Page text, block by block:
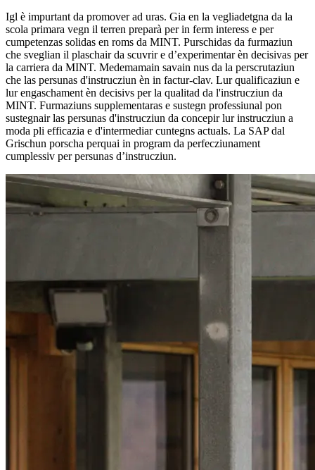
Igl è impurtant da promover ad uras. Gia en la vegliadetgna da la
scola primara vegn il terren preparà per in ferm interess e per
cumpetenzas solidas en roms da MINT. Purschidas da furmaziun
che sveglian il plaschair da scuvrir e d’experimentar èn decisivas per
la carriera da MINT. Medemamain savain nus da la perscrutaziun
che las persunas d'instrucziun èn in factur-clav. Lur qualificaziun e
lur engaschament èn decisivs per la qualitad da l'instrucziun da
MINT. Furmaziuns supplementaras e sustegn professiunal pon
sustegnair las persunas d'instrucziun da concepir lur instrucziun a
moda pli efficazia e d'intermediar cuntegns actuals. La SAP dal
Grischun porscha perquai in program da perfecziunament
cumplessiv per persunas d’instrucziun.